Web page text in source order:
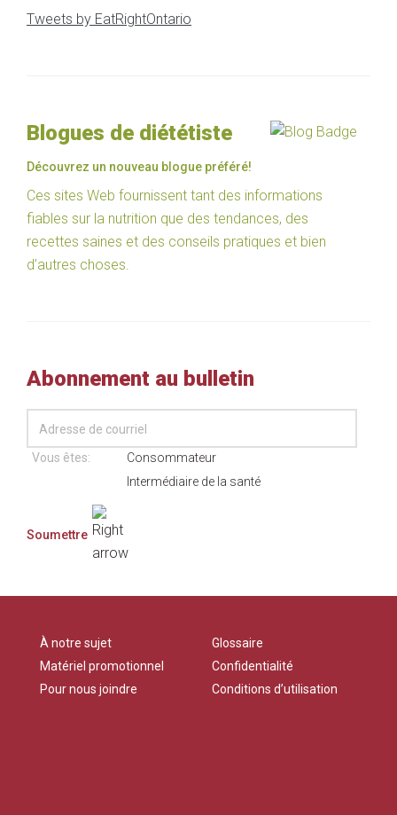
Tweets by EatRightOntario
Blogues de diététiste
Découvrez un nouveau blogue préféré!
Ces sites Web fournissent tant des informations
fiables sur la nutrition que des tendances, des
recettes saines et des conseils pratiques et bien
d’autres choses.
Abonnement au bulletin
Vous êtes:
Consommateur
Intermédiaire de la santé
À notre sujet
Matériel promotionnel
Pour nous joindre
Glossaire
Confidentialité
Conditions d’utilisation